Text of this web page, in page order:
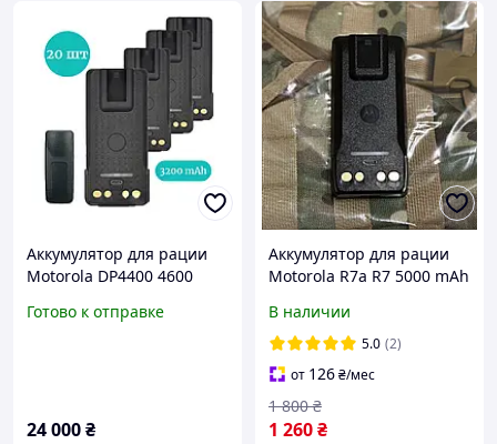
Аккумулятор для рации
Motorola DP4400 4600
20 шт.
Готово к отправке
24 000₴
Аккумулятор для рации
Motorola R7a R7 5000 mAh
рации Моторола р7
В наличии
5.0 (2)
от 126₴/мес
1 260₴
1 800 ₴